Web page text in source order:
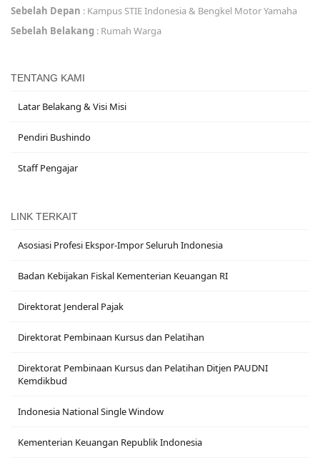
Sebelah Depan : Kampus STIE Indonesia & Bengkel Motor Yamaha
Sebelah Belakang : Rumah Warga
TENTANG KAMI
Latar Belakang & Visi Misi
Pendiri Bushindo
Staff Pengajar
LINK TERKAIT
Asosiasi Profesi Ekspor-Impor Seluruh Indonesia
Badan Kebijakan Fiskal Kementerian Keuangan RI
Direktorat Jenderal Pajak
Direktorat Pembinaan Kursus dan Pelatihan
Direktorat Pembinaan Kursus dan Pelatihan Ditjen PAUDNI
Kemdikbud
Indonesia National Single Window
Kementerian Keuangan Republik Indonesia